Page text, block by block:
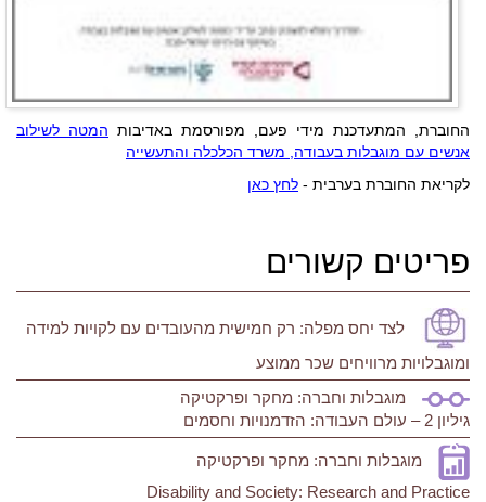
החוברת, המתעדכנת מידי פעם, מפורסמת באדיבות המטה לשילוב
אנשים עם מוגבלות בעבודה, משרד הכלכלה והתעשייה
לקריאת החוברת בערבית - לחץ כאן
פריטים קשורים
לצד יחס מפלה: רק חמישית מהעובדים עם לקויות למידה
ומוגבלויות מרוויחים שכר ממוצע
מוגבלות וחברה: מחקר ופרקטיקה
גיליון 2 – עולם העבודה: הזדמנויות וחסמים
מוגבלות וחברה: מחקר ופרקטיקה
Disability and Society: Research and Practice